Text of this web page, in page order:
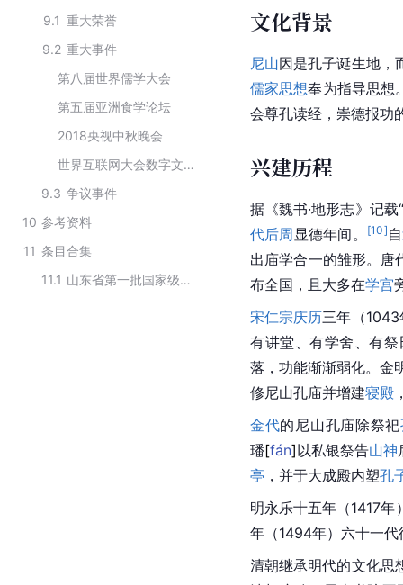
9.1 重大荣誉
9.2 重大事件
第八届世界儒学大会
第五届亚洲食学论坛
2018央视中秋晚会
世界互联网大会数字文明尼山对话
9.3 争议事件
10 参考资料
11 条目合集
11.1
山东省第一批国家级夜间文化和旅游消费集聚区
文化背景
尼山因是孔子诞生地，
儒家思想奉为指导思想
会尊孔读经， 崇德报功
兴建历程
据《魏书·地形志》记
代后周 显德年间。 [10] 自
出庙学合一的雏形。唐
布全国，且大多在学宫
宋仁宗庆历三年（
有讲堂、有学舍、有祭
落，功能渐渐弱化。金
修尼山孔庙并增建寝殿
金代的尼山孔庙除祭祀
璠[fán]以私银祭告山神
亭 ，并于大成殿内塑孔
明永乐十五年（1417
年（1494年）六十一
清朝继承明代的文化思